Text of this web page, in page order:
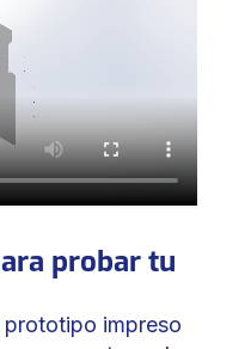
probar tu
prototipo impreso